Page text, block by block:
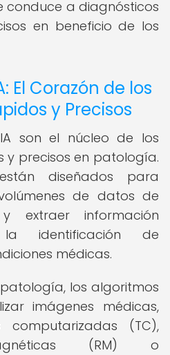
conduce a diagnósticos
en beneficio de los
El Corazón de los
y Precisos
son el núcleo de los
y precisos en patología.
diseñados para
de datos de
extraer información
identificación de
médicas.
los algoritmos
imágenes médicas,
(TC),
(RM) o